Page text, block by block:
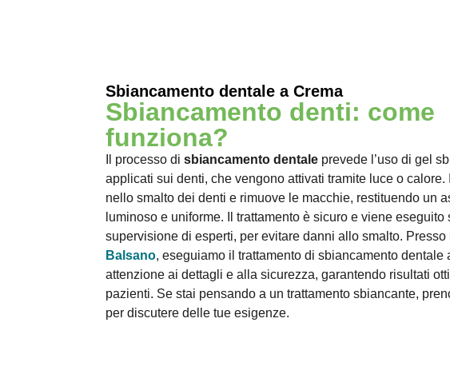
Sbiancamento dentale a Crema
Sbiancamento denti: come
funziona?
Il processo di sbiancamento dentale prevede l’uso di gel
applicati sui denti, che vengono attivati tramite luce o calore.
nello smalto dei denti e rimuove le macchie, restituendo un
luminoso e uniforme. Il trattamento è sicuro e viene eseguito
supervisione di esperti, per evitare danni allo smalto. Presso
Balsano, eseguiamo il trattamento di sbiancamento dentale
attenzione ai dettagli e alla sicurezza, garantendo risultati
pazienti. Se stai pensando a un trattamento sbiancante,
per discutere delle tue esigenze.